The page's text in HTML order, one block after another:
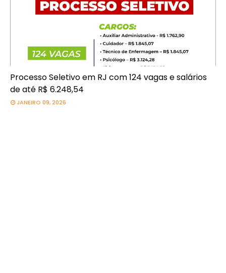
Processo Seletivo em RJ com 124 vagas e salários
de até R$ 6.248,54
JANEIRO 09, 2026